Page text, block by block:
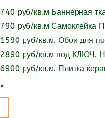
740 руб/кв.м Баннерная
790 руб/кв.м Самоклейка
1590 руб/кв.м. Обои для
2890 руб/кв.м под КЛЮЧ.
6900 руб/кв.м. Плитка
*